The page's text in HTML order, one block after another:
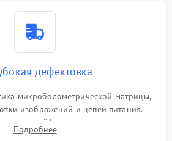
дефектовка
микроболометрической матрицы,
изображений и цепей питания.
шлейфов, модуля памяти и
сгоревших SMD-компонентов
Подробнее